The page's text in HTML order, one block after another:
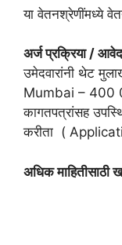
या वेतनश्रेणींमध्ये
अर्ज प्रक्रिया /
उमेदवारांनी थेट
Mumbai – 400
कागतपत्रांसह
करीता (
अधिक माहितीसाठी